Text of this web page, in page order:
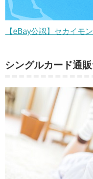
【eBay公認】セカイモン
シングルカード通